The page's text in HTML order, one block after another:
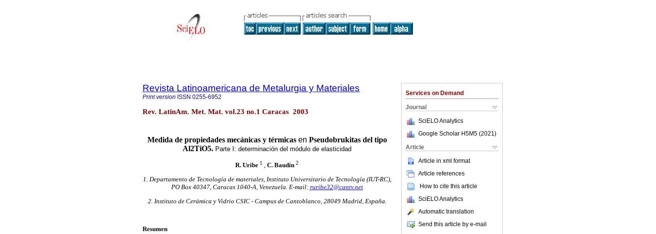
Services on Demand
Journal
SciELO Analytics
Google Scholar H5M5 (2021 )
Article
Article in xml format
Article references
How to cite this article
SciELO Analytics
Automatic translation
Send this article by e-mail
Revista Latinoamericana de Metalurgia y Materiales
Print version ISSN 0255-6952
Rev. LatinAm. Met. Mat. vol.23 no.1 Caracas 2003
Medida de propiedades mecánicas y térmicasen Pseudobrukitas del tipo
Al2TiO5. Parte I: determinación del módulo de elasticidad
R. Uribe 1 C. Baudín 2
1. Departamento de Tecnología de materiales, Instituto Universitario de Tecnología (IUT-RC),
PO Box 40347, Caracas 1040-A, Venezuela. E-mail: ruribe32@cantv.net
2. Instituto de Cerámica y Vidrio CSIC - Campus de Cantoblanco, 28049 Madrid, España.
Resumen